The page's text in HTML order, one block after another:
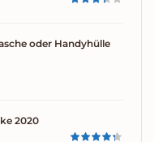
oder Handyhülle
2020